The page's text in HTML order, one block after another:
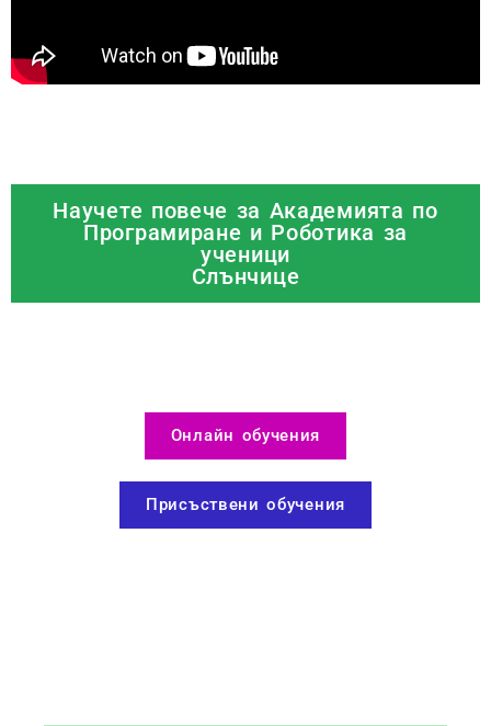
Научете повече за Академията по
Програмиране и Роботика за
ученици
Слънчице
Онлайн обучения
Присъствени обучения